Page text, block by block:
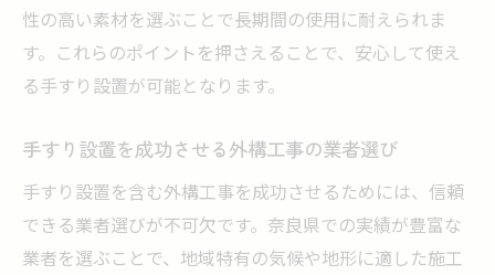
性の高い素材を選ぶことで長期間の使用に耐えられま
す。これらのポイントを押さえることで、安心して使え
る手すり設置が可能となります。
手すり設置を成功させる外構工事の業者選び
手すり設置を含む外構工事を成功させるためには、信頼
できる業者選びが不可欠です。奈良県での実績が豊富な
業者を選ぶことで、地域特有の気候や地形に適した施工